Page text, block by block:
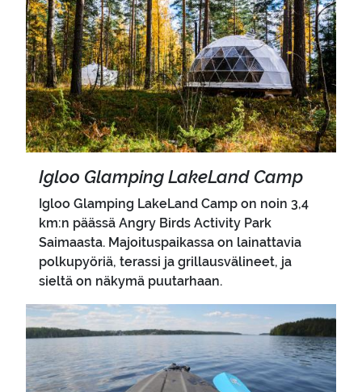
Igloo Glam­ping La­ke­Land Camp
Igloo Glamping LakeLand Camp on noin 3,4
km:n päässä Angry Birds Activity Park
Saimaasta. Majoituspaikassa on lainattavia
polkupyöriä, terassi ja grillausvälineet, ja
sieltä on näkymä puutarhaan.
Pääkuva